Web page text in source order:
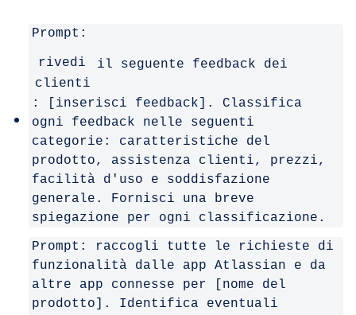
Prompt:
rivedi
il seguente feedback dei
clienti
: [inserisci feedback]. Classifica
ogni feedback nelle seguenti
categorie: caratteristiche del
prodotto, assistenza clienti, prezzi,
facilità d'uso e soddisfazione
generale. Fornisci una breve
spiegazione per ogni classificazione.
Prompt: raccogli tutte le richieste di
funzionalità dalle app Atlassian e da
altre app connesse per [nome del
prodotto]. Identifica eventuali